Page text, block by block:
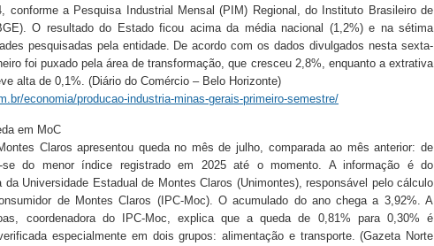
conforme a Pesquisa Industrial Mensal (PIM) Regional, do Instituto Brasileiro de
O resultado do Estado ficou acima da média nacional (1,2%) e na sétima
pesquisadas pela entidade. De acordo com os dados divulgados nesta sexta-
foi puxado pela área de transformação, que cresceu 2,8%, enquanto a extrativa
alta de 0,1%. (Diário do Comércio – Belo Horizonte)
economia/producao-industria-minas-gerais-primeiro-semestre/
em MoC
Claros apresentou queda no mês de julho, comparada ao mês anterior: de
se do menor índice registrado em 2025 até o momento. A informação é do
da Universidade Estadual de Montes Claros (Unimontes), responsável pelo cálculo
de Montes Claros (IPC-Moc). O acumulado do ano chega a 3,92%. A
coordenadora do IPC-Moc, explica que a queda de 0,81% para 0,30% é
especialmente em dois grupos: alimentação e transporte. (Gazeta Norte